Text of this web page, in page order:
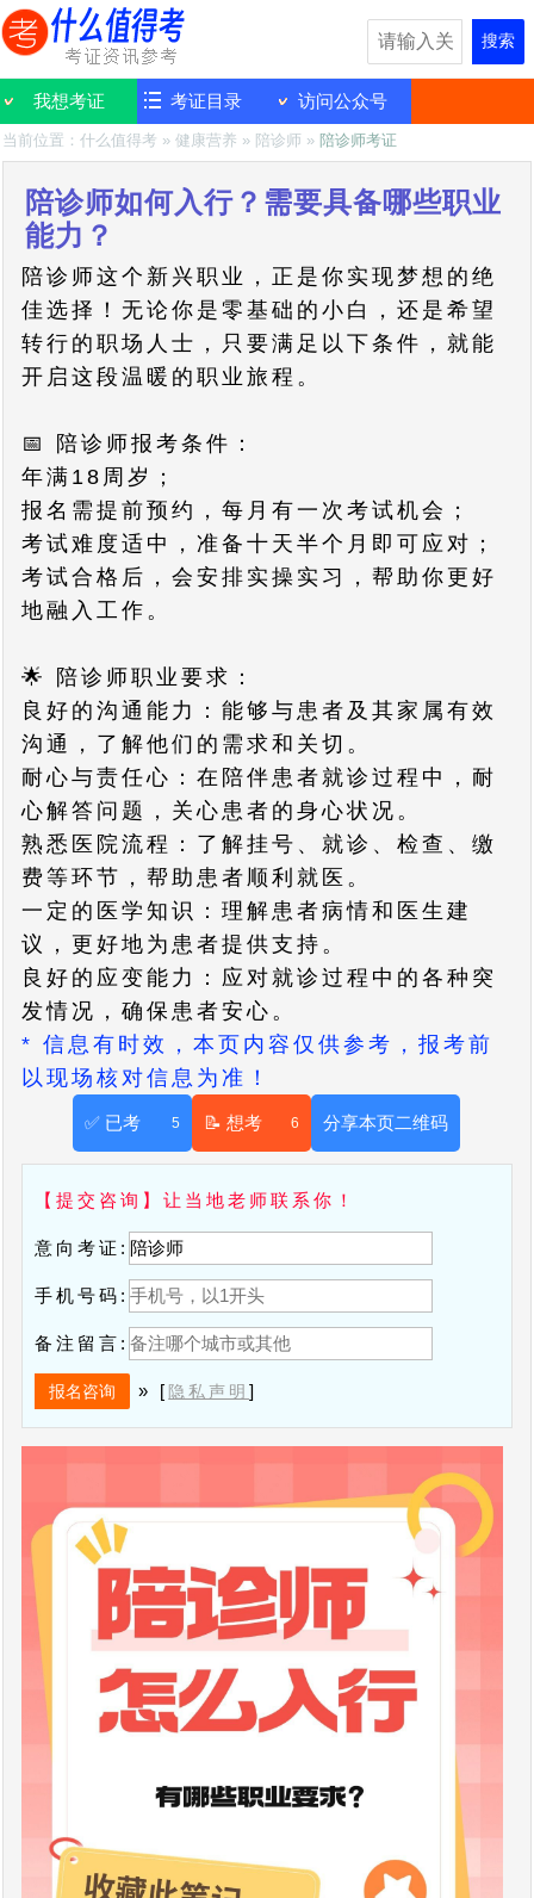
搜索
我想考证 考证目录 访问公众号
当前位置：什么值得考 »健康营养 » 陪诊师 » 陪诊师考证
陪诊师如何入行？需要具备哪些职业
能力？
陪诊师这个新兴职业，正是你实现梦想的绝
佳选择！无论你是零基础的小白，还是希望
转行的职场人士，只要满足以下条件，就能
开启这段温暖的职业旅程。
📅 陪诊师报考条件：
年满18周岁；
报名需提前预约，每月有一次考试机会；
考试难度适中，准备十天半个月即可应对；
考试合格后，会安排实操实习，帮助你更好
地融入工作。
🌟 陪诊师职业要求：
良好的沟通能力：能够与患者及其家属有效
沟通，了解他们的需求和关切。
耐心与责任心：在陪伴患者就诊过程中，耐
心解答问题，关心患者的身心状况。
熟悉医院流程：了解挂号、就诊、检查、缴
费等环节，帮助患者顺利就医。
一定的医学知识：理解患者病情和医生建
议，更好地为患者提供支持。
良好的应变能力：应对就诊过程中的各种突
发情况，确保患者安心。
* 信息有时效，本页内容仅供参考，报考前
以现场核对信息为准！
5
✅ 已考 6
📝 想考 分享本页二维码
【提交咨询】让当地老师联系你！
意向考证:
手机号码:
备注留言:
» [隐私声明]